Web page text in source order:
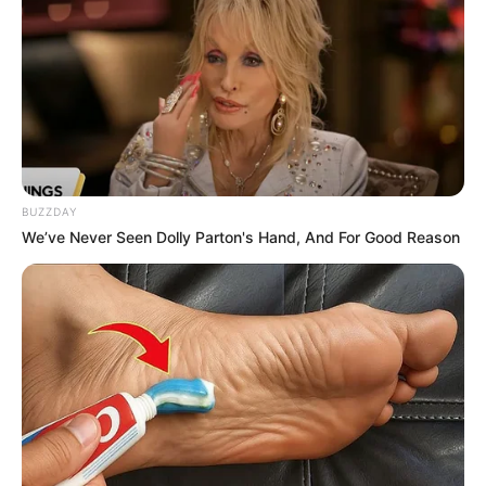
TEMAS RELACIONADOS
NOTICIAS ANTIOQUIA
SABANETA - ANTIOQUIA
ESTUDIANTES
MANTÉNGASE EN ALERTA
Tenemos todas las noticias que le
interesan. Para estar bien informado, por
favor, active las notificaciones de Alerta.
ACTIVAR AHORA
TEMAS DESTACADOS
BUZZDAY
We’ve Never Seen Dolly Parton's Hand, And For Good Reason